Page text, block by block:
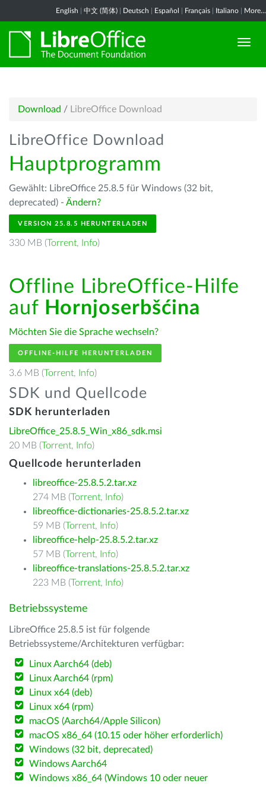
English 中文 (简体) Deutsch Español Français Italiano More...
Download / LibreOffice Download
LibreOffice Download
Hauptprogramm
Gewählt: LibreOffice 25.8.5 für Windows (32 bit,
deprecated) - Ändern?
VERSION 25.8.5 HERUNTERLADEN
330 MB (Torrent, Info)
Offline LibreOffice-Hilfe
auf Hornjoserbšćina
Möchten Sie die Sprache wechseln?
OFFLINE-HILFE HERUNTERLADEN
3.6 MB (Torrent, Info)
SDK und Quellcode
SDK herunterladen
LibreOffice_25.8.5_Win_x86_sdk.msi
20 MB (Torrent, Info)
Quellcode herunterladen
libreoffice-25.8.5.2.tar.xz
274 MB (Torrent, Info)
libreoffice-dictionaries-25.8.5.2.tar.xz
59 MB (Torrent, Info)
libreoffice-help-25.8.5.2.tar.xz
57 MB (Torrent, Info)
libreoffice-translations-25.8.5.2.tar.xz
223 MB (Torrent, Info)
Betriebssysteme
LibreOffice 25.8.5 ist für folgende
Betriebssysteme/Architekturen verfügbar:
Linux Aarch64 (deb)
Linux Aarch64 (rpm)
Linux x64 (deb)
Linux x64 (rpm)
macOS (Aarch64/Apple Silicon)
macOS x86_64 (10.15 oder höher erforderlich)
Windows (32 bit, deprecated)
Windows Aarch64
Windows x86_64 (Windows 10 oder neuer